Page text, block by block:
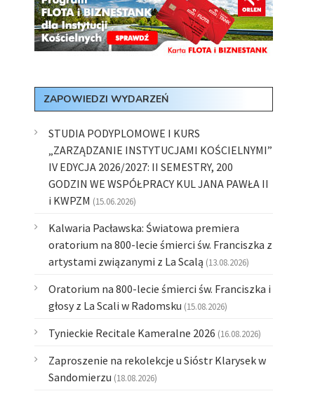
ZAPOWIEDZI WYDARZEŃ
STUDIA PODYPLOMOWE I KURS
„ZARZĄDZANIE INSTYTUCJAMI KOŚCIELNYMI”
IV EDYCJA 2026/2027: II SEMESTRY, 200
GODZIN WE WSPÓŁPRACY KUL JANA PAWŁA II
i KWPZM (15.06.2026)
Kalwaria Pacławska: Światowa premiera
oratorium na 800-lecie śmierci św. Franciszka z
artystami związanymi z La Scalą (13.08.2026)
Oratorium na 800-lecie śmierci św. Franciszka i
głosy z La Scali w Radomsku (15.08.2026)
Tynieckie Recitale Kameralne 2026 (16.08.2026)
Zaproszenie na rekolekcje u Sióstr Klarysek w
Sandomierzu (18.08.2026)